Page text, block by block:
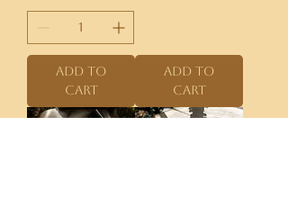
Add to
Cart
Add to
Cart